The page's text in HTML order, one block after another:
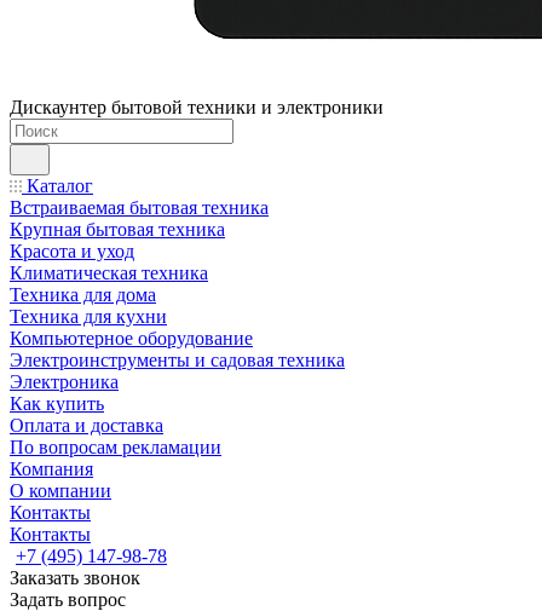
Дискаунтер бытовой техники и электроники
Каталог
Встраиваемая бытовая техника
Крупная бытовая техника
Красота и уход
Климатическая техника
Техника для дома
Техника для кухни
Компьютерное оборудование
Электроинструменты и садовая техника
Электроника
Как купить
Оплата и доставка
По вопросам рекламации
Компания
О компании
Контакты
Контакты
+7 (495) 147-98-78
Заказать звонок
Задать вопрос